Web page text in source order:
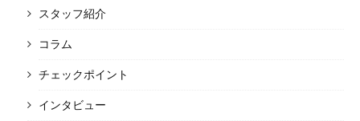
スタッフ紹介
コラム
チェックポイント
インタビュー